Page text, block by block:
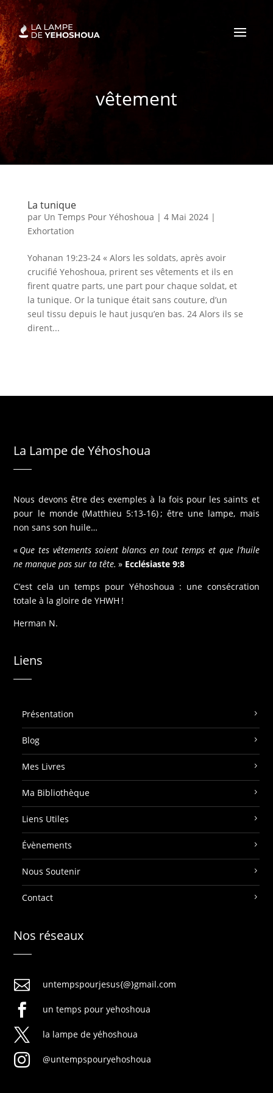
vêtement
La tunique
par Un Temps Pour Yéhoshoua | 4 Mai 2024|
Exhortation
Yohanan 19:23-24 « Alors les soldats, après avoir
crucifié Yehoshoua, prirent ses vêtements et ils en
firent quatre parts, une part pour chaque soldat, et
la tunique. Or la tunique était sans couture, d’un
seul tissu depuis le haut jusqu’en bas. 24 Alors ils se
dirent...
La Lampe de Yéhoshoua
Nous devons être des exemples à la fois pour les saints et
pour le monde (Matthieu 5:13-16) ; être une lampe, mais
non sans son huile…
« Que tes vêtements soient blancs en tout temps et que l’huile
ne manque pas sur ta tête. » Ecclésiaste 9:8
C’est cela un temps pour Yéhoshoua : une consécration
totale à la gloire de YHWH !
Herman N.
Liens
Présentation
Blog
Mes Livres
Ma Bibliothèque
Liens Utiles
Évènements
Nous Soutenir
Contact
Nos réseaux
 untempspourjesus{@}gmail.com
 un temps pour yehoshoua
 la lampe de yéhoshoua
 @untempspouryehoshoua